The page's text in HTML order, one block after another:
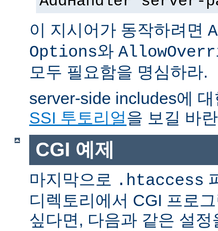
이 지시어가 동작하려면
Options와
모두 필요함을 명심하라.
server-side includes에
SSI 투토리얼을 보길 바
CGI 예제
마지막으로 .htaccess
디렉토리에서 CGI 프로
싶다면, 다음과 같은 설정